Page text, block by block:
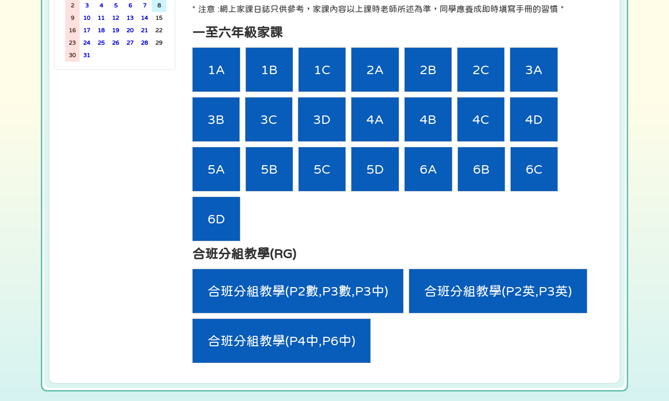
* 注意 :網上家課日誌只供參考，家課內容以上課時老師所述為準，同學應養成即時填寫手冊的習慣 *
一至六年級家課
1A 1B 1C 2A 2B 2C 3A
3B 3C 3D 4A 4B 4C 4D
5A 5B 5C 5D 6A 6B 6C
6D
合班分組教學(RG)
合班分組教學(P2數,P3數,P3中) 合班分組教學(P2英,P3英)
合班分組教學(P4中,P6中)
2 3 4 5 6 7 8
9 10 11 12 13 14 15
16 17 18 19 20 21 22
23 24 25 26 27 28 29
30 31